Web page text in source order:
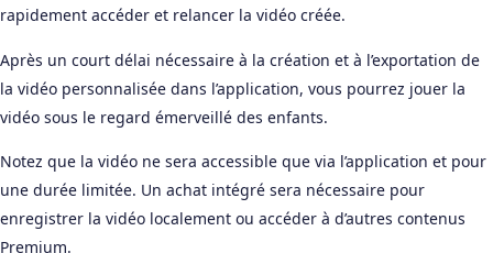
rapidement accéder et relancer la vidéo créée.
Après un court délai nécessaire à la création et à l’exportation de
la vidéo personnalisée dans l’application, vous pourrez jouer la
vidéo sous le regard émerveillé des enfants.
Notez que la vidéo ne sera accessible que via l’application et pour
une durée limitée. Un achat intégré sera nécessaire pour
enregistrer la vidéo localement ou accéder à d’autres contenus
Premium.